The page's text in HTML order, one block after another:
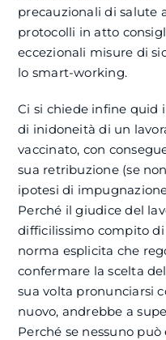
precauzionali di salute
protocolli in atto
eccezionali misure di
lo smart-working.
Ci si chiede infine quid
di inidoneità di un
vaccinato, con
sua retribuzione (se
ipotesi di
Perché il giudice del
difficilissimo compito
norma esplicita che
confermare la scelta
sua volta pronunciarsi
nuovo, andrebbe a
Perché se nessuno